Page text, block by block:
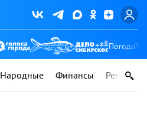
Погода
Народные Финансы Регионы